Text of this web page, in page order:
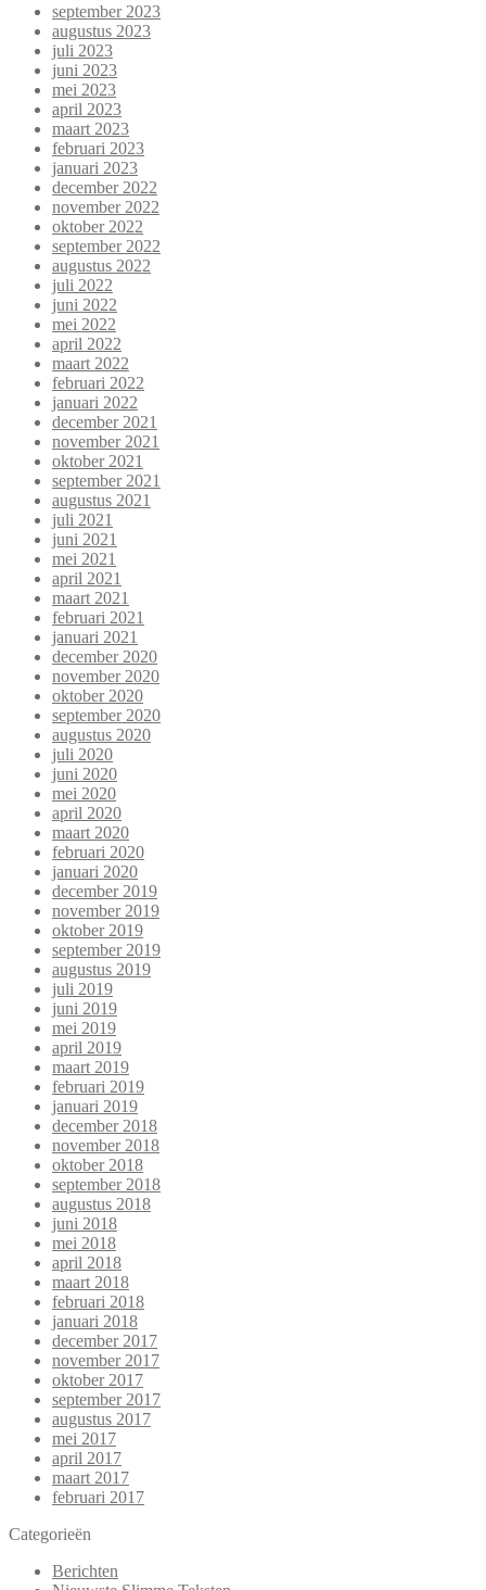
september 2023
augustus 2023
juli 2023
juni 2023
mei 2023
april 2023
maart 2023
februari 2023
januari 2023
december 2022
november 2022
oktober 2022
september 2022
augustus 2022
juli 2022
juni 2022
mei 2022
april 2022
maart 2022
februari 2022
januari 2022
december 2021
november 2021
oktober 2021
september 2021
augustus 2021
juli 2021
juni 2021
mei 2021
april 2021
maart 2021
februari 2021
januari 2021
december 2020
november 2020
oktober 2020
september 2020
augustus 2020
juli 2020
juni 2020
mei 2020
april 2020
maart 2020
februari 2020
januari 2020
december 2019
november 2019
oktober 2019
september 2019
augustus 2019
juli 2019
juni 2019
mei 2019
april 2019
maart 2019
februari 2019
januari 2019
december 2018
november 2018
oktober 2018
september 2018
augustus 2018
juni 2018
mei 2018
april 2018
maart 2018
februari 2018
januari 2018
december 2017
november 2017
oktober 2017
september 2017
augustus 2017
mei 2017
april 2017
maart 2017
februari 2017
Categorieën
Berichten